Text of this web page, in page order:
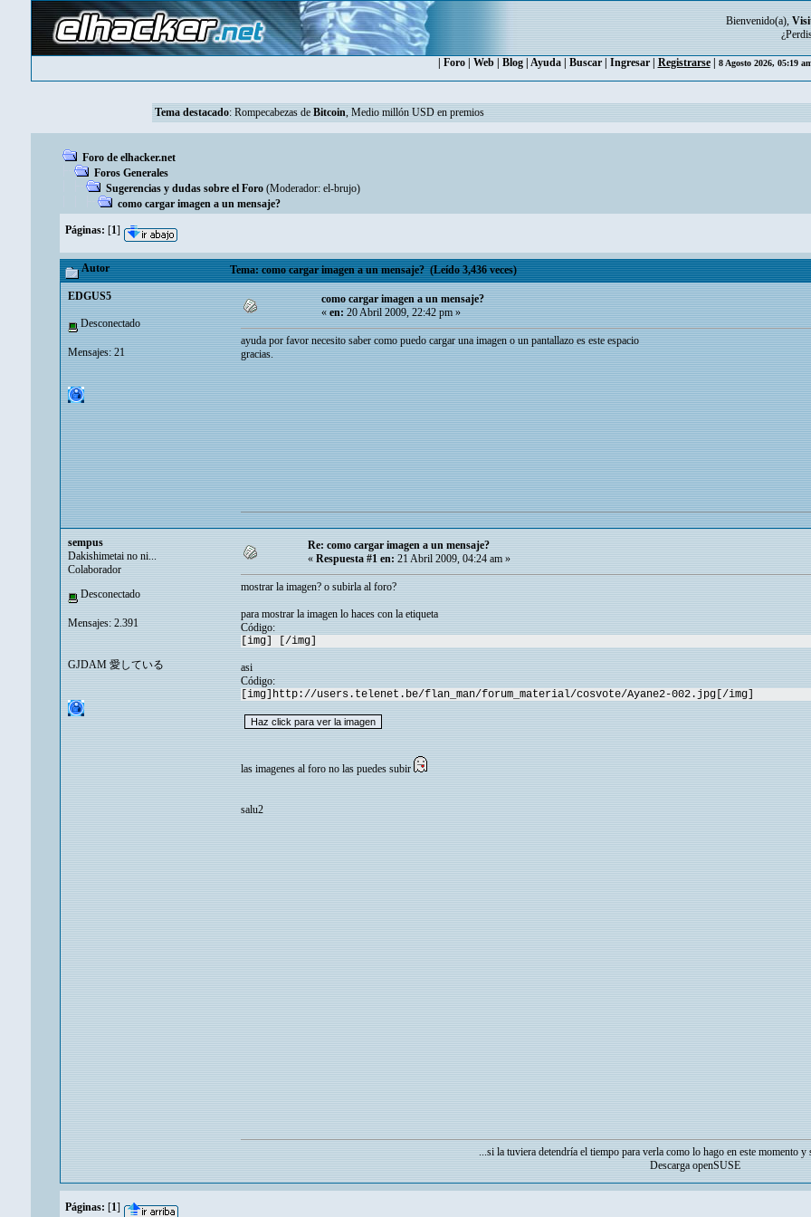
Bienvenido(a),
Foro| Web| Blog| Ayuda| Buscar| Ingresar| Registrarse| 8 Agosto 2026, 05:19
Tema destacado: Rompecabezas de Bitcoin, Medio millón USD en premios
Foro de elhacker.net
Foros Generales
Sugerencias y dudas sobre el Foro (Moderador: el-brujo)
como cargar imagen a un mensaje?
Páginas: [1]
Autor Tema: como cargar imagen a un mensaje? (Leído 3,436 veces)
EDGUS5
Desconectado
Mensajes: 21
como cargar imagen a un mensaje?
«en:20 Abril 2009, 22:42 pm »
ayuda por favor necesito saber como puedo cargar una imagen o un pantallazo es este espacio
gracias.
sempus
Dakishimetai no ni...
Colaborador
Desconectado
Mensajes: 2.391
GJDAM 愛している
Re: como cargar imagen a un mensaje?
« Respuesta #1 en: 21 Abril 2009, 04:24 am »
mostrar la imagen? o subirla al foro?
para mostrar la imagen lo haces con la etiqueta
Código:
[img] [/img]
asi
Código:
[img]http://users.telenet.be/flan_man/forum_material/cosvote/Ayane2-002.jpg[/img]
las imagenes al foro no las puedes subir
salu2
...si la tuviera detendría el tiempo para verla como lo hago en este momento y
Descarga openSUSE
Páginas: [1]